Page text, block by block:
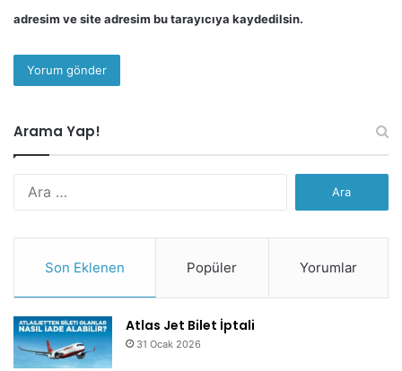
adresim ve site adresim bu tarayıcıya kaydedilsin.
Arama Yap!
Son Eklenen Popüler Yorumlar
Atlas Jet Bilet İptali
31 Ocak 2026